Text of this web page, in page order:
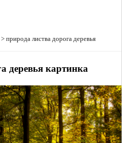
> природа листва дорога деревья
деревья картинка